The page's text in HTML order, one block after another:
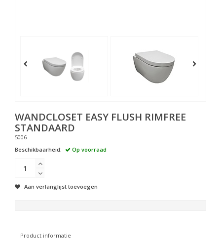
WANDCLOSET EASY FLUSH RIMFREE
STANDAARD
5006
Beschikbaarheid:
Op voorraad
Aan verlanglijst toevoegen
Product informatie